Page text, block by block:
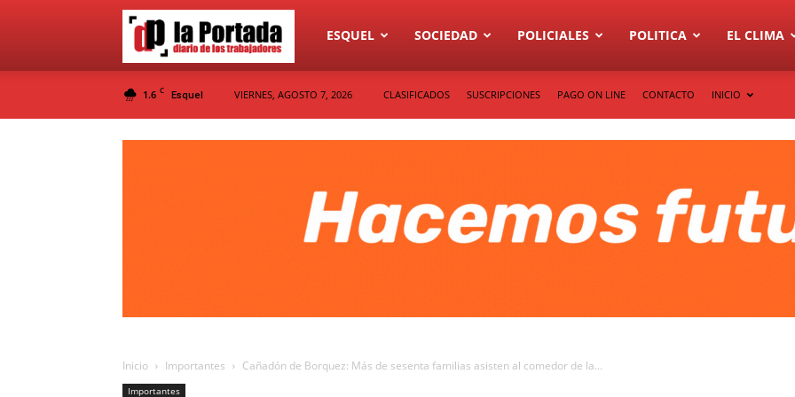
Diario
La
ESQUEL SOCIEDAD POLICIALES POLITICA EL CLIMA
1.6 C Esquel VIERNES, AGOSTO 7, 2026 CLASIFICADOS SUSCRIPCIONES PAGO ON LINE CONTACTO INICIO
Inicio Importantes Cañadón de Borquez: Más de sesenta familias asisten al comedor de la...
Importantes